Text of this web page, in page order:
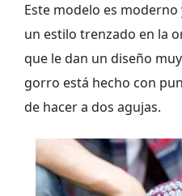
Este modelo es
un estilo trenzado en la
que le dan un diseño
gorro está hecho con
de hacer a dos agujas.